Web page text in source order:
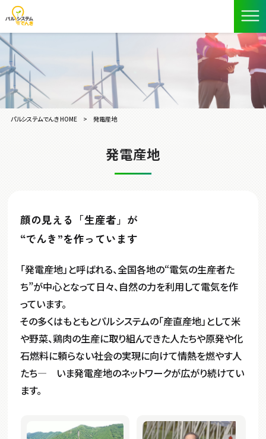
パルシステムでんき HOME > 発電産地
発電産地
顔の見える「生産者」が
“でんき”を作っています
「発電産地」と呼ばれる、全国各地の“電気の生産者た
ち”が中心となって日々、自然の力を利用して電気を作
っています。
その多くはもともとパルシステムの「産直産地」として米
や野菜、鶏肉の生産に取り組んできた人たちや原発や化
石燃料に頼らない社会の実現に向けて情熱を燃やす人
たち― いま発電産地のネットワークが広がり続けてい
ます。